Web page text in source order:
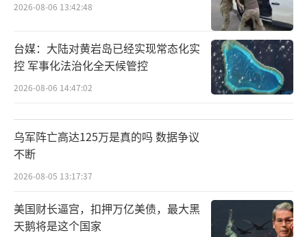
2026-08-06 13:42:48
台媒：大陆对黄岩岛已经实现常态化实
控 军事化法治化全天候管控
2026-08-06 14:47:02
乌军阵亡高达125万是真的吗 数据争议
不断
2026-08-05 13:17:37
美国财长逼宫，扣押万亿美债，最大黑
天鹅将是这个国家